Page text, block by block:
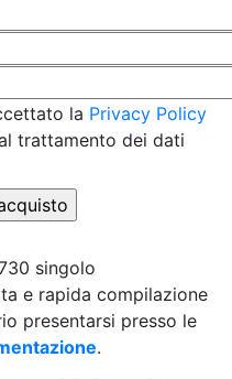
la Privacy Policy
trattamento dei dati
singolo
e rapida compilazione
presentarsi presso le
.